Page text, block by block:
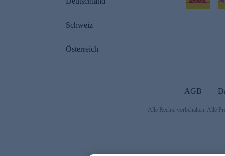
Schweiz
Österreich
AGB
Alle Rechte vorbehalten. Alle